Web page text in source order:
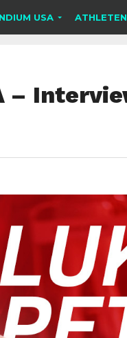
USA
–